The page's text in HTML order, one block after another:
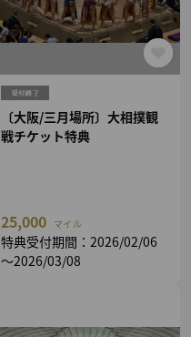
〔大阪/三月場所〕大相撲観
戦チケット特典
25,000 マイル
特典受付期間：2026/02/06
～2026/03/08